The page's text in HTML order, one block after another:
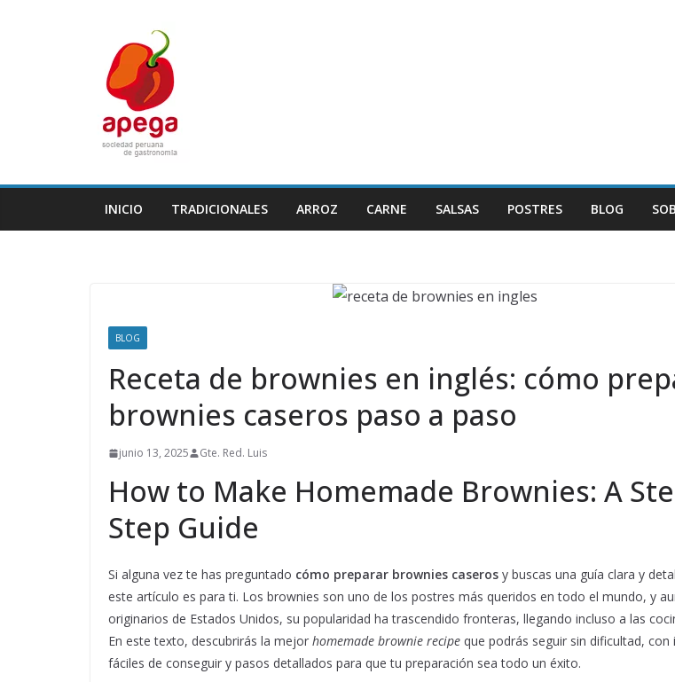
INICIO TRADICIONALES ARROZ CARNE SALSAS POSTRES BLOG
BLOG
Receta de brownies en inglés: cómo
brownies caseros paso a paso
junio 13, 2025 Gte. Red. Luis
How to Make Homemade Brownies: A
Step Guide
Si alguna vez te has preguntado cómo preparar brownies caseros y buscas una guía clara y
este artículo es para ti. Los brownies son uno de los postres más queridos en todo el mundo, y
originarios de Estados Unidos, su popularidad ha trascendido fronteras, llegando incluso a las
En este texto, descubrirás la mejor homemade brownie recipe que podrás seguir sin dificultad, con
fáciles de conseguir y pasos detallados para que tu preparación sea todo un éxito.